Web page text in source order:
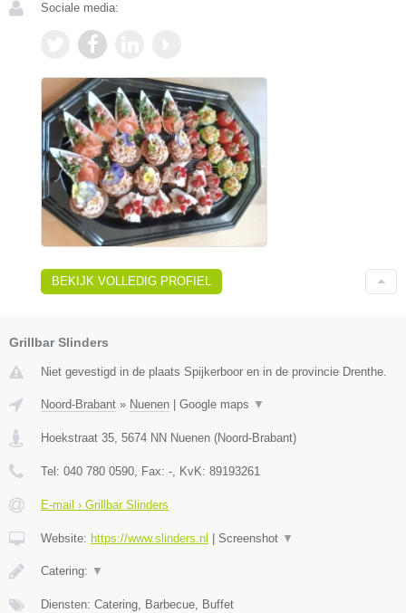
Sociale media:
BEKIJK VOLLEDIG PROFIEL
Grillbar Slinders
Niet gevestigd in de plaats Spijkerboor en in de provincie Drenthe.
Noord-Brabant » Nuenen Google maps ▼
Hoekstraat 35, 5674 NN Nuenen (Noord-Brabant)
Tel: 040 780 0590, Fax: -, KvK: 89193261
E-mail › Grillbar Slinders
Website: https://www.slinders.nl Screenshot ▼
Catering: ▼
Diensten: Catering, Barbecue, Buffet